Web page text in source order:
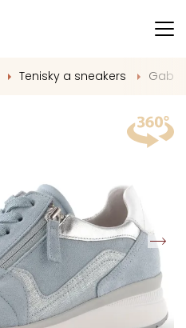
Tenisky a sneakers